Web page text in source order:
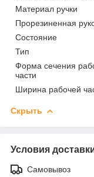
Материал ручки
Прорезиненная
Состояние
Тип
Форма сечения
части
Ширина рабочей
Скрыть
Условия
Самовывоз